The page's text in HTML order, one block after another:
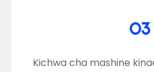
03
Kichwa cha mashine